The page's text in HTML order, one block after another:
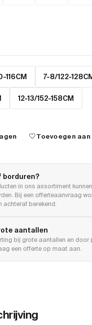
116CM 7-8/122-
12-13/152-158CM
favoriteToevoegen
borduren?
in ons assortiment
Bij een offerteaanvraag
achteraf berekend.
aantallen
bij grote aantallen en door
een offerte op maat aan.